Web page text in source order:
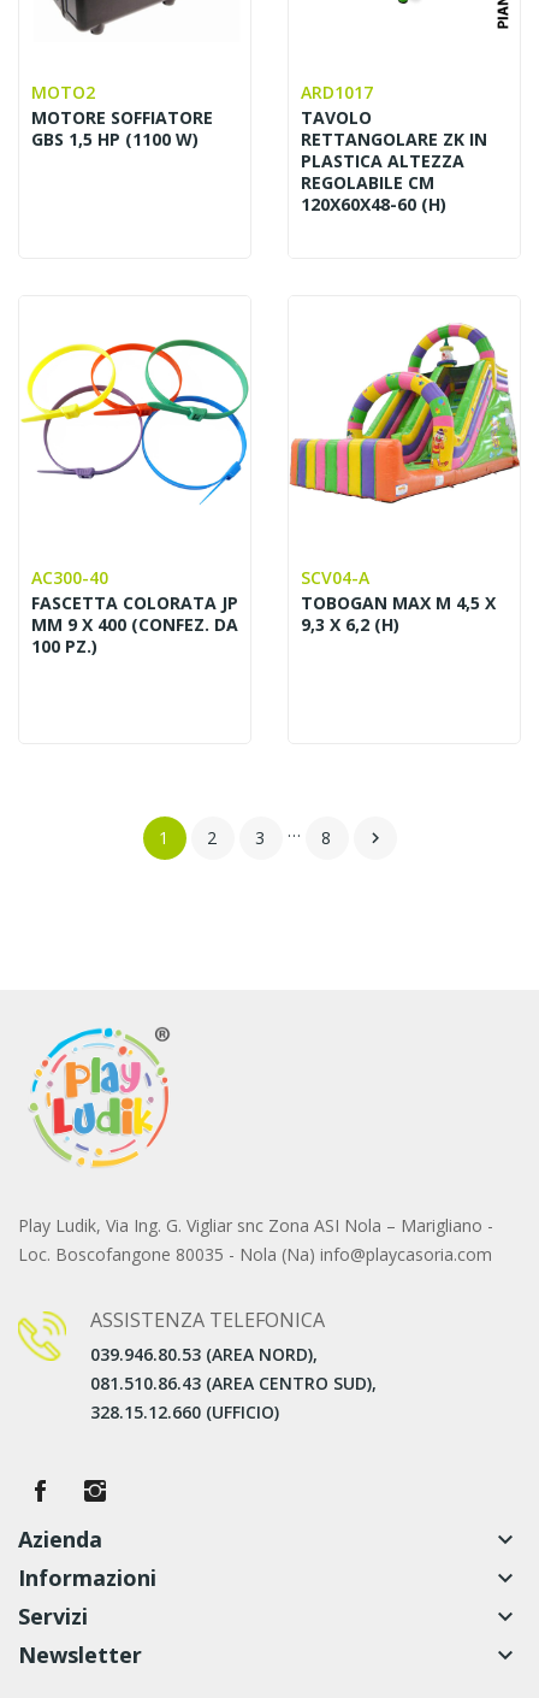
MOTO2
MOTORE SOFFIATORE
GBS 1,5 HP (1100 W)
ARD1017
TAVOLO
RETTANGOLARE ZK IN
PLASTICA ALTEZZA
REGOLABILE CM
120X60X48-60 (H)
AC300-40
FASCETTA COLORATA JP
MM 9 X 400 (CONFEZ. DA
100 PZ.)
SCV04-A
TOBOGAN MAX M 4,5 X
9,3 X 6,2 (H)
1 2 3 … 8 
Play Ludik, Via Ing. G. Vigliar snc Zona ASI Nola – Marigliano -
Loc. Boscofangone 80035 - Nola (Na) info@playcasoria.com
ASSISTENZA TELEFONICA
039.946.80.53 (AREA NORD),
081.510.86.43 (AREA CENTRO SUD),
328.15.12.660 (UFFICIO)
Azienda
keyboard_arrow_down
Informazioni
keyboard_arrow_down
Servizi
keyboard_arrow_down
Newsletter
keyboard_arrow_down